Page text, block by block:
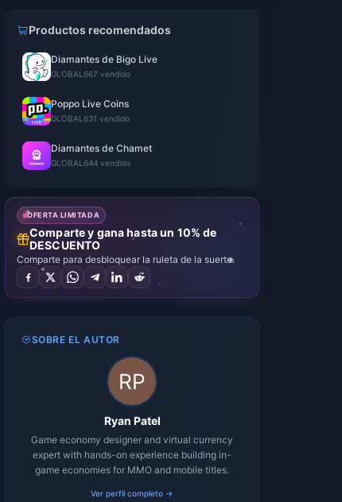
Productos recomendados
Diamantes de Bigo Live
GLOBAL 667 vendido
Poppo Live Coins
GLOBAL 631 vendido
Diamantes de Chamet
GLOBAL 644 vendido
OFERTA LIMITADA
Comparte y gana hasta un 10% de
DESCUENTO
Comparte para desbloquear la ruleta de la suerte.
SOBRE EL AUTOR
Ryan Patel
Game economy designer and virtual currency
expert with hands-on experience building in-
game economies for MMO and mobile titles.
Ver perfil completo →